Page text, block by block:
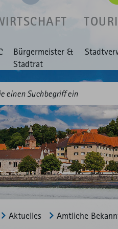
Bürgermeister &
Stadtrat
Aktuelles Amtliche